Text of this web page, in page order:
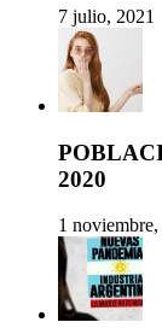
7 julio, 2021
2020
1